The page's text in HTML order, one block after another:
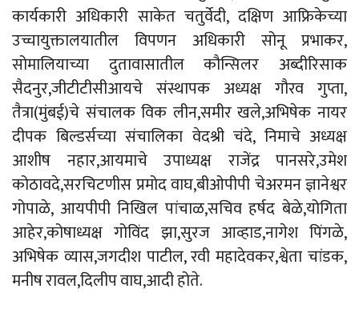
कार्यकारी अधिकारी साकेत चतुर्वेदी, दक्षिण आफ्रिकेच्या
उच्चायुक्तालयातील विपणन अधिकारी सोनू प्रभाकर,
सोमालियाच्या दुतावासातील कौन्सिलर अब्दीरिसाक
सैदनुर,जीटीटीसीआयचे संस्थापक अध्यक्ष गौरव गुप्ता,
तैत्रा(मुंबई)चे संचालक विक लीन,समीर खले,अभिषेक नायर
दीपक बिल्डर्सच्या संचालिका वेदश्री चंदे, निमाचे अध्यक्ष
आशीष नहार,आयमाचे उपाध्यक्ष राजेंद्र पानसरे,उमेश
कोठावदे,सरचिटणीस प्रमोद वाघ,बीओपीपी चेअरमन ज्ञानेश्वर
गोपाळे, आयपीपी निखिल पांचाळ,सचिव हर्षद बेळे,योगिता
आहेर,कोषाध्यक्ष गोविंद झा,सुरज आव्हाड,नागेश पिंगळे,
अभिषेक व्यास,जगदीश पाटील, रवी महादेवकर,श्वेता चांडक,
मनीष रावल,दिलीप वाघ,आदी होते.